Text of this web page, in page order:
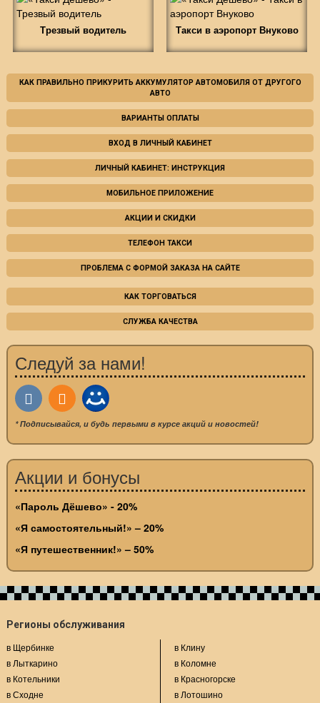
Трезвый водитель Такси в аэропорт Внуково
КАК ПРАВИЛЬНО ПРИКУРИТЬ АККУМУЛЯТОР АВТОМОБИЛЯ ОТ ДРУГОГО
АВТО
ВАРИАНТЫ ОПЛАТЫ
ВХОД В ЛИЧНЫЙ КАБИНЕТ
ЛИЧНЫЙ КАБИНЕТ: ИНСТРУКЦИЯ
МОБИЛЬНОЕ ПРИЛОЖЕНИЕ
АКЦИИ И СКИДКИ
ТЕЛЕФОН ТАКСИ
ПРОБЛЕМА С ФОРМОЙ ЗАКАЗА НА САЙТЕ
КАК ТОРГОВАТЬСЯ
СЛУЖБА КАЧЕСТВА
Следуй за нами!
* Подписывайся, и будь первыми в курсе акций и новостей!
Акции и бонусы
«Пароль Дёшево» - 20%
«Я самостоятельный!» – 20%
«Я путешественник!» – 50%
Регионы обслуживания
в Щербинке
в Лыткарино
в Котельники
в Сходне
в Клину
в Коломне
в Красногорске
в Лотошино